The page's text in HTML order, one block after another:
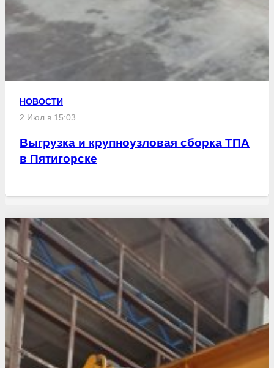
НОВОСТИ
2 Июл в 15:03
Выгрузка и крупноузловая сборка ТПА
в Пятигорске
Свежие статьи